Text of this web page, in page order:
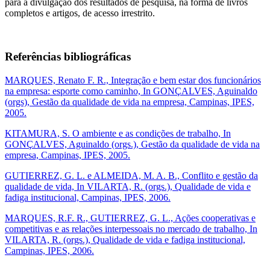
completos e artigos, de acesso irrestrito.
Referências bibliográficas
MARQUES, Renato F. R., Integração e bem estar dos funcionários
na empresa: esporte como caminho, In GONÇALVES, Aguinaldo
(orgs), Gestão da qualidade de vida na empresa, Campinas, IPES,
2005.
KITAMURA, S. O ambiente e as condições de trabalho, In
GONÇALVES, Aguinaldo (orgs.), Gestão da qualidade de vida na
empresa, Campinas, IPES, 2005.
GUTIERREZ, G. L. e ALMEIDA, M. A. B., Conflito e gestão da
qualidade de vida, In VILARTA, R. (orgs.), Qualidade de vida e
fadiga institucional, Campinas, IPES, 2006.
MARQUES, R.F. R., GUTIERREZ, G. L., Ações cooperativas e
competitivas e as relações interpessoais no mercado de trabalho, In
VILARTA, R. (orgs.), Qualidade de vida e fadiga institucional,
Campinas, IPES, 2006.